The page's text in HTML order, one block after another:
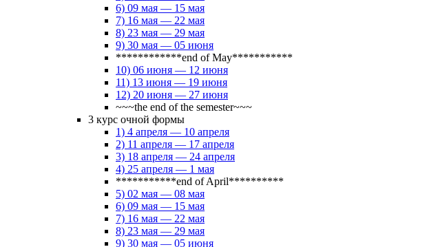
6) 09 мая — 15 мая
7) 16 мая — 22 мая
8) 23 мая — 29 мая
9) 30 мая — 05 июня
************end of May***********
10) 06 июня — 12 июня
11) 13 июня — 19 июня
12) 20 июня — 27 июня
~~~the end of the semester~~~
3 курс очной формы
1) 4 апреля — 10 апреля
2) 11 апреля — 17 апреля
3) 18 апреля — 24 апреля
4) 25 апреля — 1 мая
***********end of April**********
5) 02 мая — 08 мая
6) 09 мая — 15 мая
7) 16 мая — 22 мая
8) 23 мая — 29 мая
9) 30 мая — 05 июня